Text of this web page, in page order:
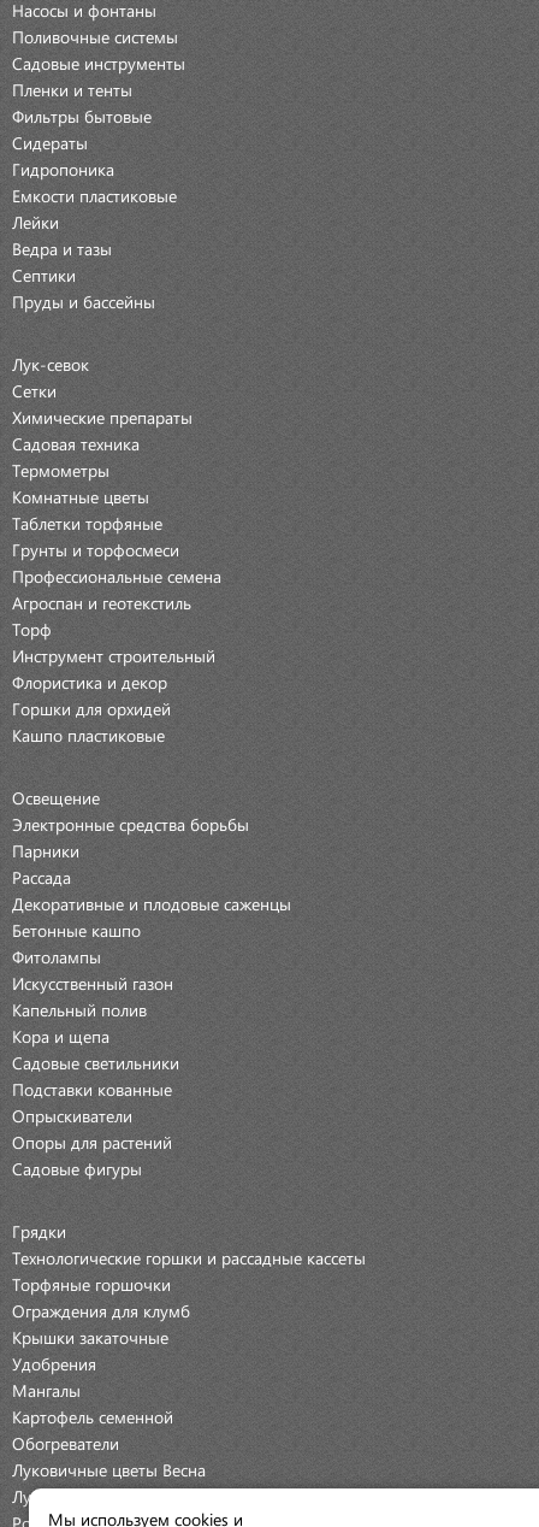
Насосы и фонтаны
Поливочные системы
Садовые инструменты
Пленки и тенты
Фильтры бытовые
Сидераты
Гидропоника
Емкости пластиковые
Лейки
Ведра и тазы
Септики
Пруды и бассейны
Лук-севок
Сетки
Химические препараты
Садовая техника
Термометры
Комнатные цветы
Таблетки торфяные
Грунты и торфосмеси
Профессиональные семена
Агроспан и геотекстиль
Торф
Инструмент строительный
Флористика и декор
Горшки для орхидей
Кашпо пластиковые
Освещение
Электронные средства борьбы
Парники
Рассада
Декоративные и плодовые саженцы
Бетонные кашпо
Фитолампы
Искусственный газон
Капельный полив
Кора и щепа
Садовые светильники
Подставки кованные
Опрыскиватели
Опоры для растений
Садовые фигуры
Грядки
Технологические горшки и рассадные кассеты
Торфяные горшочки
Ограждения для клумб
Крышки закаточные
Удобрения
Мангалы
Картофель семенной
Обогреватели
Луковичные цветы Весна
Луковичные цветы Осень
Розы Мы используем cookies и